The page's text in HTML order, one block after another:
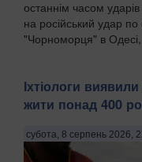
останнім часом
на російський удар
"Чорноморця" в
Іхтіологи
жити понад 400
субота, 8 серпень 2026,